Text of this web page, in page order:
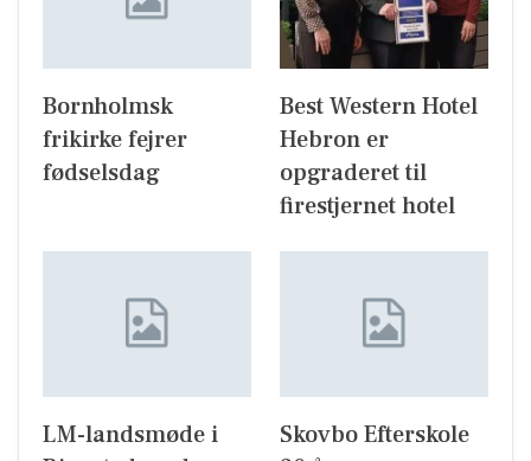
Bornholmsk
frikirke fejrer
fødselsdag
Best Western Hotel
Hebron er
opgraderet til
firestjernet hotel
LM-landsmøde i
Skovbo Efterskole